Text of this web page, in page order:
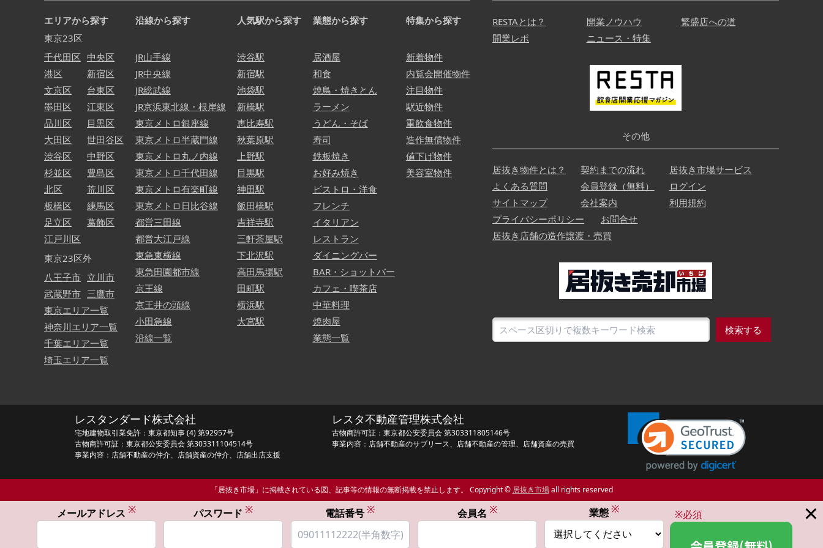
エリアから探す
東京23区
千代田区
港区
文京区
墨田区
品川区
大田区
渋谷区
杉並区
北区
板橋区
足立区
江戸川区
中央区
新宿区
台東区
江東区
目黒区
世田谷区
中野区
豊島区
荒川区
練馬区
葛飾区
東京23区外
八王子市
武蔵野市
立川市
三鷹市
東京エリア一覧
神奈川エリア一覧
千葉エリア一覧
埼玉エリア一覧
沿線から探す
JR山手線
JR中央線
JR総武線
JR京浜東北線・根岸線
東京メトロ銀座線
東京メトロ半蔵門線
東京メトロ丸ノ内線
東京メトロ千代田線
東京メトロ有楽町線
東京メトロ日比谷線
都営三田線
都営大江戸線
東急東横線
東急田園都市線
京王線
京王井の頭線
小田急線
沿線一覧
人気駅から探す
渋谷駅
新宿駅
池袋駅
新橋駅
恵比寿駅
秋葉原駅
上野駅
目黒駅
神田駅
飯田橋駅
吉祥寺駅
三軒茶屋駅
下北沢駅
高田馬場駅
田町駅
横浜駅
大宮駅
業態から探す
居酒屋
和食
焼鳥・焼きとん
ラーメン
うどん・そば
寿司
鉄板焼き
お好み焼き
ビストロ・洋食
フレンチ
イタリアン
レストラン
ダイニングバー
BAR・ショットバー
カフェ・喫茶店
中華料理
焼肉屋
業態一覧
特集から探す
新着物件
内覧会開催物件
注目物件
駅近物件
重飲食物件
造作無償物件
値下げ物件
美容室物件
RESTAとは？ 開業ノウハウ
繁盛店への道
開業レポ
ニュース・特集
その他
居抜き物件とは？ 契約までの流れ
居抜き市場サービス
よくある質問
会員登録（無料）
ログイン
サイトマップ
会社案内
利用規約
プライバシーポリシー
お問合せ
居抜き店舗の造作譲渡・売買
検索する
レスタンダード株式会社
宅地建物取引業免許：東京都知事 (4) 第92957号
古物商許可証：東京都公安委員会 第303311104514号
事業内容：店舗不動産の仲介、店舗資産の仲介、店舗出店支援
レスタ不動産管理株式会社
古物商許可証：東京都公安委員会 第303311805146号
事業内容：店舗不動産のサブリース、店舗不動産の管理、店舗資産の売買
「居抜き市場」に掲載されている図、記事等の情報の無断掲載を禁止します。 Copyright © 居抜き市場all rights reserved
×
メールアドレス ※ パスワード ※ 電話番号 ※ 会員名 ※ 業態 ※ ※必須